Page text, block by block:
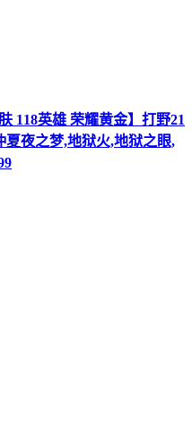
118英雄 荣耀黄金】打野21
夏夜之梦,地狱火,地狱之眼,